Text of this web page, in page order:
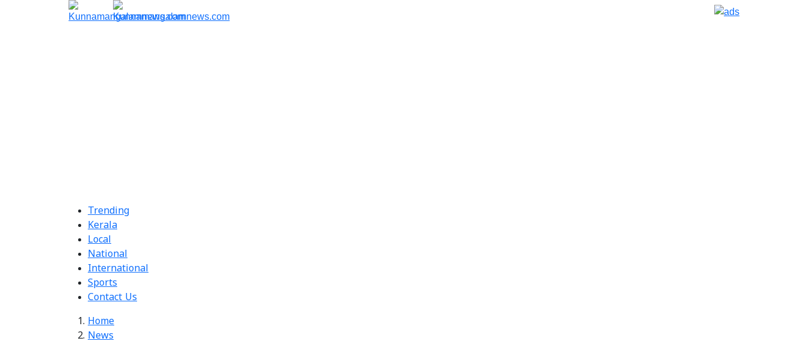
Trending
Kerala
Local
National
International
Sports
Contact Us
Home
News